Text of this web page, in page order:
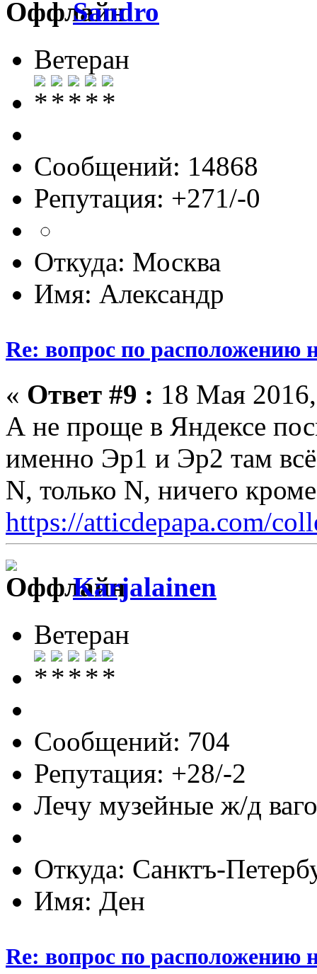
Sandro
Ветеран
Сообщений: 14868
Репутация: +271/-0
Откуда: Москва
Имя: Александр
Re: вопрос по расположению
« Ответ #9 : 18 Мая
А не проще в Яндексе
именно Эр1 и Эр2 там
N, только N, ничего
https://atticdepapa.com/
Karjalainen
Ветеран
Сообщений: 704
Репутация: +28/-2
Лечу музейные ж/д
Откуда: Санктъ-
Имя: Ден
Re: вопрос по расположению